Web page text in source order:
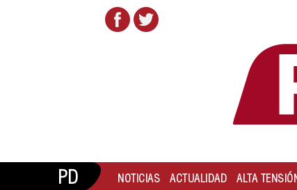
PD NOTICIAS ACTUALIDAD ALTA